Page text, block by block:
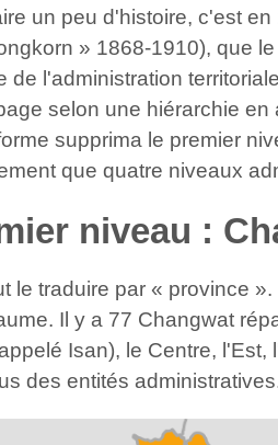
un peu d'histoire, c'est
» 1868-1910), que
de l'administration
selon une hiérarchie
supprima le premier
que quatre niveaux
niveau :
le traduire par « province
Il y a 77 Changwat
Isan), le Centre,
des entités